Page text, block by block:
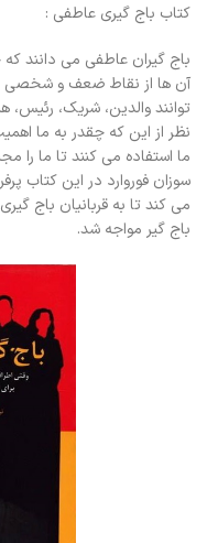
کتاب باج گیری عاطفی :
باج گیران عاطفی می دانند
آن ها از نقاط ضعف و شخصی
توانند والدین، شریک،
نظر از این که چقدر به ما
ما استفاده می کنند تا ما را
سوزان فوروارد در این کتاب
می کند تا به قربانیان باج
باج گیر مواجه شد.